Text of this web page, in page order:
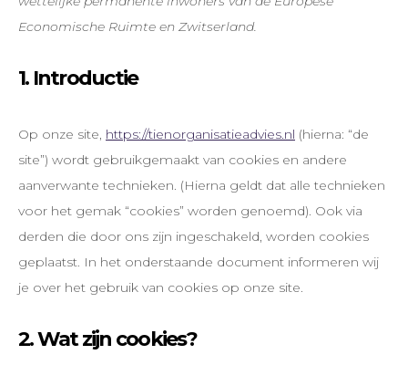
Economische Ruimte en Zwitserland.
1. Introductie
Op onze site, https://tienorganisatieadvies.nl (hierna: “de
site”) wordt gebruikgemaakt van cookies en andere
aanverwante technieken. (Hierna geldt dat alle technieken
voor het gemak “cookies” worden genoemd). Ook via
derden die door ons zijn ingeschakeld, worden cookies
geplaatst. In het onderstaande document informeren wij
je over het gebruik van cookies op onze site.
2. Wat zijn cookies?